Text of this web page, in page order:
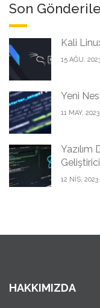
Son
Kali
15 AĞU,
Yeni
11 MAY, 2023
Yazılım
12 NIS, 2023
HAKKIMIZDA